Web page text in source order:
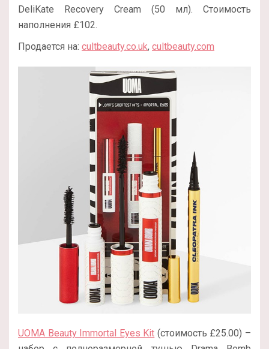
DeliKate Recovery Cream (50 мл). Стоимость
наполнения £102.
Продается на: cultbeauty.co.uk, cultbeauty.com
UOMA Beauty Immortal Eyes Kit (стоимость £25.00) –